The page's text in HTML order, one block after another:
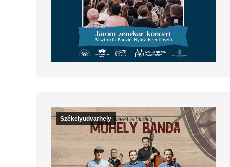
Székelyudvarhely